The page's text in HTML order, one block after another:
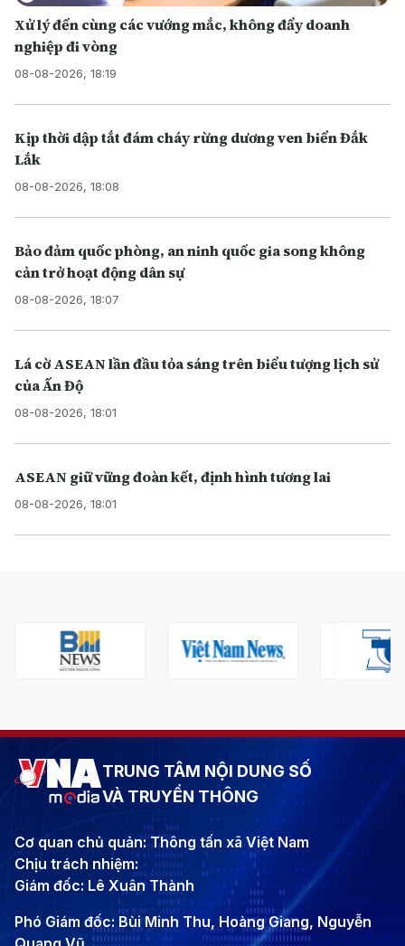
Xử lý đến cùng các vướng mắc, không đẩy doanh
nghiệp đi vòng
08-08-2026, 18:19
Kịp thời dập tắt đám cháy rừng dương ven biển Đắk
Lắk
08-08-2026, 18:08
Bảo đảm quốc phòng, an ninh quốc gia song không
cản trở hoạt động dân sự
08-08-2026, 18:07
Lá cờ ASEAN lần đầu tỏa sáng trên biểu tượng lịch sử
của Ấn Độ
08-08-2026, 18:01
ASEAN giữ vững đoàn kết, định hình tương lai
08-08-2026, 18:01
TRUNG TÂM NỘI DUNG SỐ
VÀ TRUYỀN THÔNG
Cơ quan chủ quản: Thông tấn xã Việt Nam
Chịu trách nhiệm:
Giám đốc: Lê Xuân Thành
Phó Giám đốc: Bùi Minh Thu, Hoàng Giang, Nguyễn